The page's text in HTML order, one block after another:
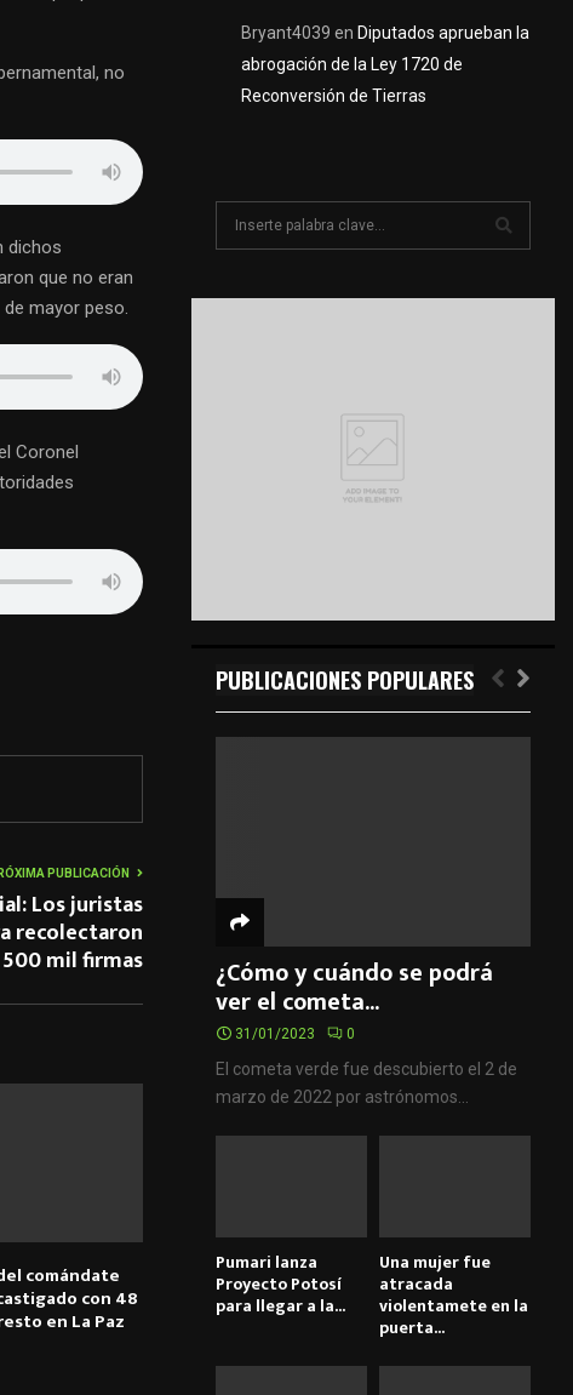
no
dichos
que no eran
mayor peso.
Coronel
PUBLICACIÓN
Los juristas
recolectaron
500 mil firmas
comándate
con 48
en La Paz
Bryant4039 en Diputados aprueban la
abrogación de la Ley 1720 de
Reconversión de Tierras
PUBLICACIONES POPULARES
¿Cómo y cuándo se podrá
ver el cometa...
31/01/2023 0
El cometa verde fue descubierto el 2 de
marzo de 2022 por astrónomos...
Pumari lanza
Proyecto Potosí
para llegar a la...
Una mujer fue
atracada
violentamete en la
puerta...